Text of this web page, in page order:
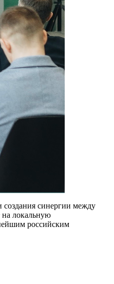
синергии между
на локальную
российским